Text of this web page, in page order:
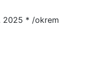
2025 * /okrem